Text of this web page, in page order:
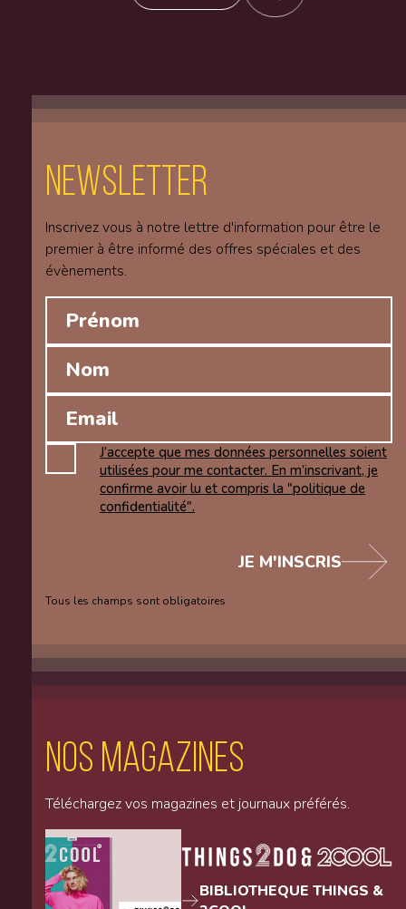
Newsletter
Inscrivez vous à notre lettre d'information pour être le
premier à être informé des offres spéciales et des
évènements.
J’accepte que mes données personnelles soient
utilisées pour me contacter. En m’inscrivant, je
confirme avoir lu et compris la "politique de
confidentialité".
Tous les champs sont obligatoires
JE M'INSCRIS
Nos magazines
Téléchargez vos magazines et journaux préférés.
BIBLIOTHEQUE THINGS &